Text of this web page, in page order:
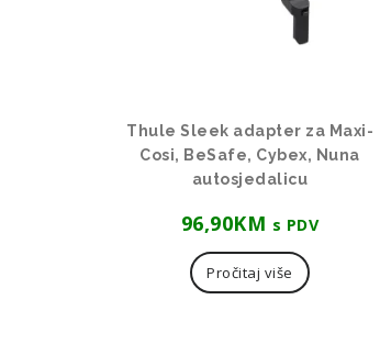
Thule Sleek adapter za Maxi-
Cosi, BeSafe, Cybex, Nuna
autosjedalicu
96,90KM s PDV
Pročitaj više